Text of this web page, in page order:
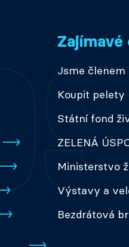
Zajímavé
Jsme členem
Koupit pelety
Státní fond
ZELENÁ
Ministerstvo
Výstavy a
Bezdrátová